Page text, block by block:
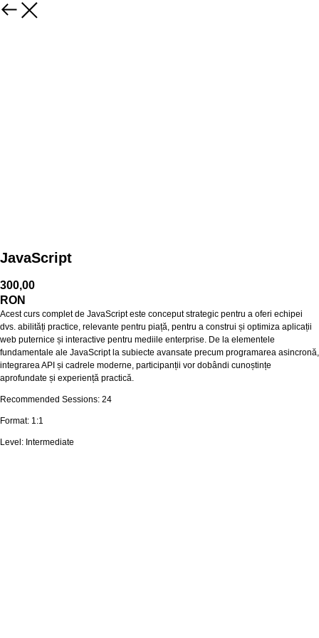
JavaScript
300,00
RON
Acest curs complet de JavaScript este conceput strategic pentru a oferi echipei
dvs. abilități practice, relevante pentru piață, pentru a construi și optimiza aplicații
web puternice și interactive pentru mediile enterprise. De la elementele
fundamentale ale JavaScript la subiecte avansate precum programarea asincronă,
integrarea API și cadrele moderne, participanții vor dobândi cunoștințe
aprofundate și experiență practică.
Recommended Sessions: 24
Format: 1:1
Level: Intermediate